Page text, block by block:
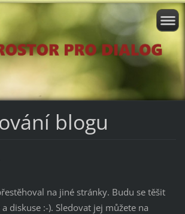
blogu
na jiné stránky. Budu se těšit
diskuse :-). Sledovat jej můžete na